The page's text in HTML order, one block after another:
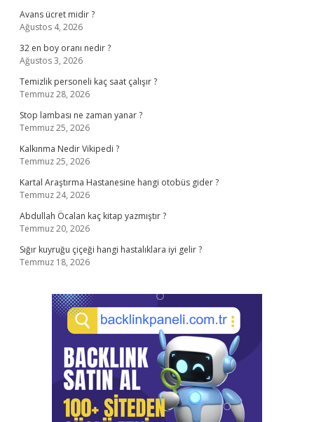
Avans ücret midir ?
Ağustos 4, 2026
32 en boy oranı nedir ?
Ağustos 3, 2026
Temizlik personeli kaç saat çalışır ?
Temmuz 28, 2026
Stop lambası ne zaman yanar ?
Temmuz 25, 2026
Kalkınma Nedir Vikipedi ?
Temmuz 25, 2026
Kartal Araştırma Hastanesine hangi otobüs gider ?
Temmuz 24, 2026
Abdullah Öcalan kaç kitap yazmıştır ?
Temmuz 20, 2026
Sığır kuyruğu çiçeği hangi hastalıklara iyi gelir ?
Temmuz 18, 2026